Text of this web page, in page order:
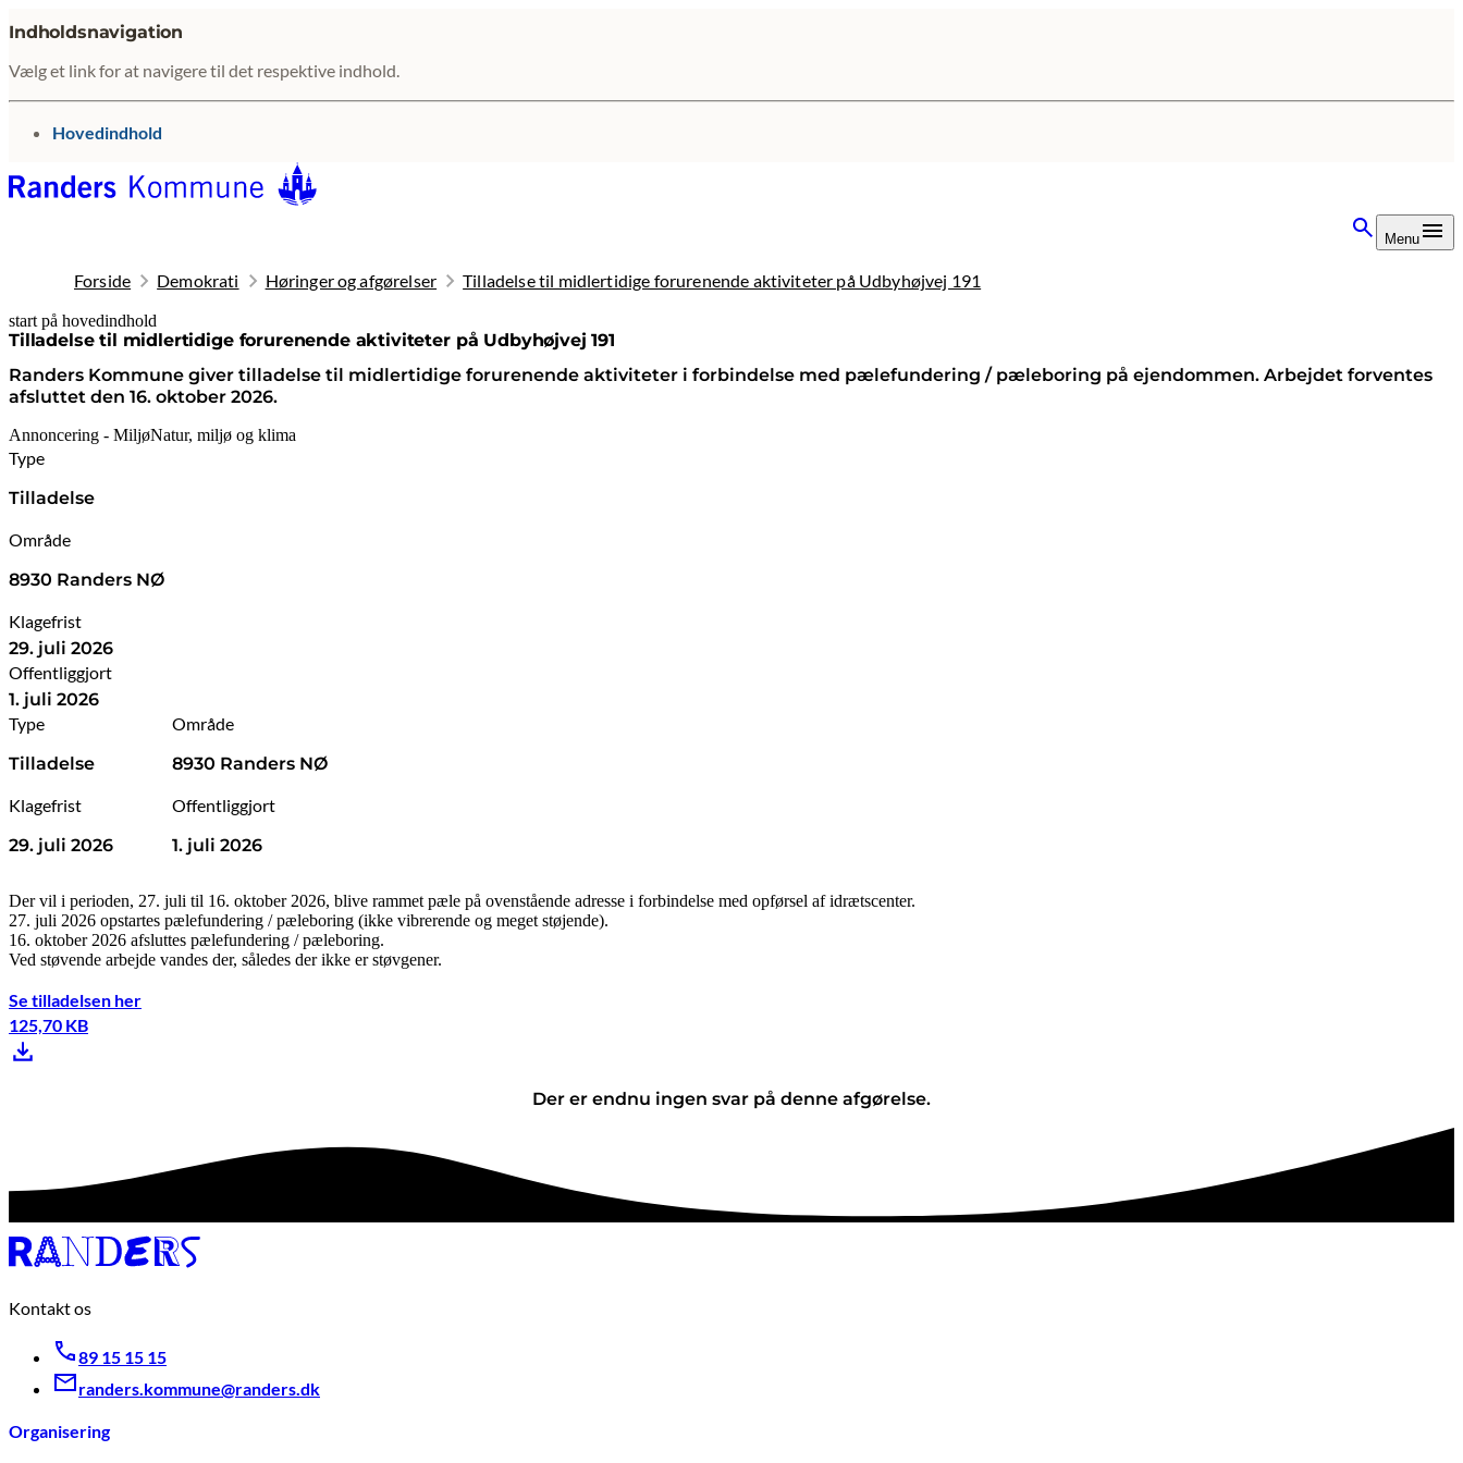
Indholdsnavigation
Vælg et link for at navigere til det respektive indhold.
gå til
Hovedindhold
Menu
Forside Demokrati Høringer og afgørelser Tilladelse til midlertidige forurenende aktiviteter på Udbyhøjvej 191
start på hovedindhold
Tilladelse til midlertidige forurenende aktiviteter på Udbyhøjvej 191
Randers Kommune giver tilladelse til midlertidige forurenende aktiviteter i forbindelse med pælefundering / pæleboring på ejendommen. Arbejdet forventes
afsluttet den 16. oktober 2026.
senest opdateret 1. juli 2026
Annoncering - MiljøNatur, miljø og klima
Type
Tilladelse
Område
8930 Randers NØ
Klagefrist
29. juli 2026
Offentliggjort
1. juli 2026
Type
Tilladelse
Område
8930 Randers NØ
Klagefrist
29. juli 2026
Offentliggjort
1. juli 2026
Der vil i perioden, 27. juli til 16. oktober 2026, blive rammet pæle på ovenstående adresse i forbindelse med opførsel af idrætscenter.
27. juli 2026 opstartes pælefundering / pæleboring (ikke vibrerende og meget støjende).
16. oktober 2026 afsluttes pælefundering / pæleboring.
Ved støvende arbejde vandes der, således der ikke er støvgener.
Se tilladelsen her
125,70 KB
Der er endnu ingen svar på denne afgørelse.
Kontakt os
89 15 15 15
randers.kommune@randers.dk
Organisering